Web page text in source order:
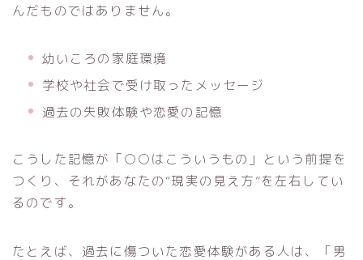
んだものではありません。
幼いころの家庭環境
学校や社会で受け取ったメッセージ
過去の失敗体験や恋愛の記憶
こうした記憶が「○○はこういうもの」という前提を
つくり、それがあなたの“現実の見え方”を左右してい
るのです。
たとえば、過去に傷ついた恋愛体験がある人は、「男